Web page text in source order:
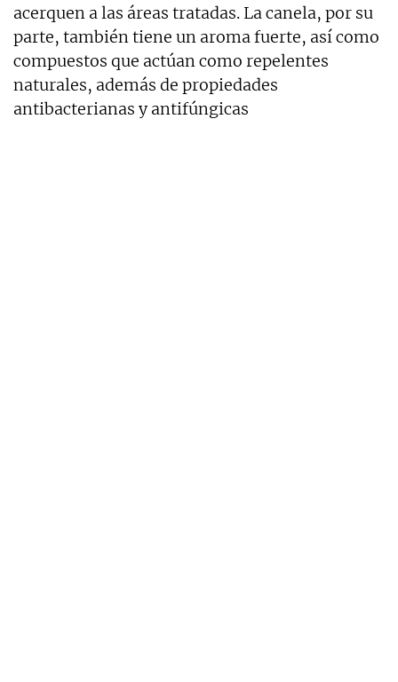
acerquen a las áreas tratadas. La canela, por su
parte, también tiene un aroma fuerte, así como
compuestos que actúan como repelentes
naturales, además de propiedades
antibacterianas y antifúngicas